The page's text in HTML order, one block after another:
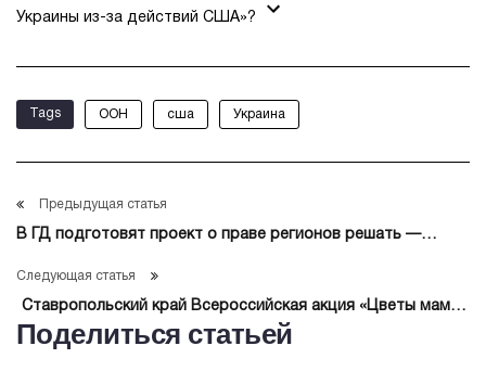
Украины из-за действий США»?
Tags ООН сша Украина
Предыдущая статья
В ГД подготовят проект о праве регионов решать —
Следующая статья
Ставропольский край Всероссийская акция «Цветы мамам
Поделиться статьей